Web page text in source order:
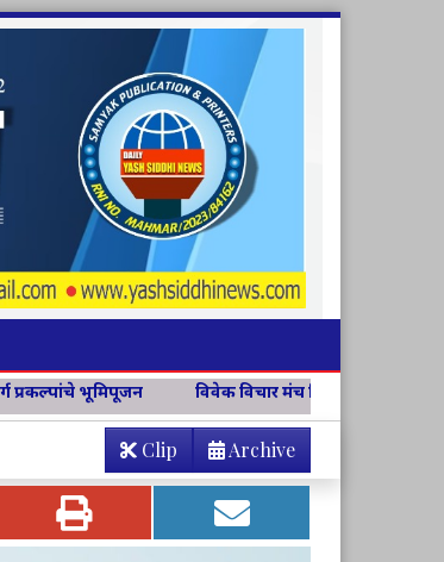
विवेक विचार मंच जिल्हा संयोजिकापदी अश्विनी चव्हाण
Archive
Clip